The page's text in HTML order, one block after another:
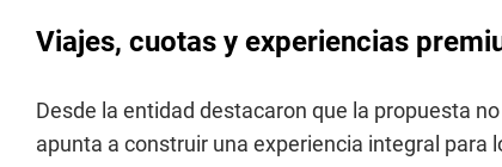
Viajes, cuotas y experiencias
Desde la entidad destacaron que la propuesta
apunta a construir una experiencia integral para